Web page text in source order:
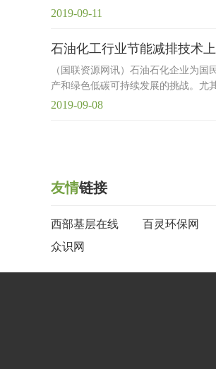
2019-09-11
石油化工行业节能减排技术
（国联资源网讯）石油石化企业为
产和绿色低碳可持续发展的挑战。尤
2019-09-08
友情链接
西部基层在线 百灵环保网
众识网